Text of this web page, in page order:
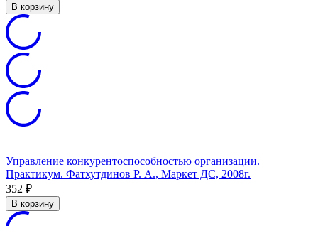
В корзину
Управление конкурентоспособностью организации.
Практикум. Фатхутдинов Р. А., Маркет ДС, 2008г.
352 ₽
В корзину